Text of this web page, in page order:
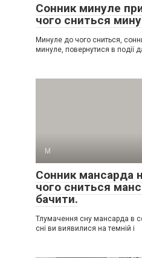
Сонник минуле
чого сниться
Минуле до чого сниться,
минуле, повернутися в події
М
Сонник мансарда
чого сниться
бачити.
Тлумачення сну мансарда в
сні ви виявилися на темній і